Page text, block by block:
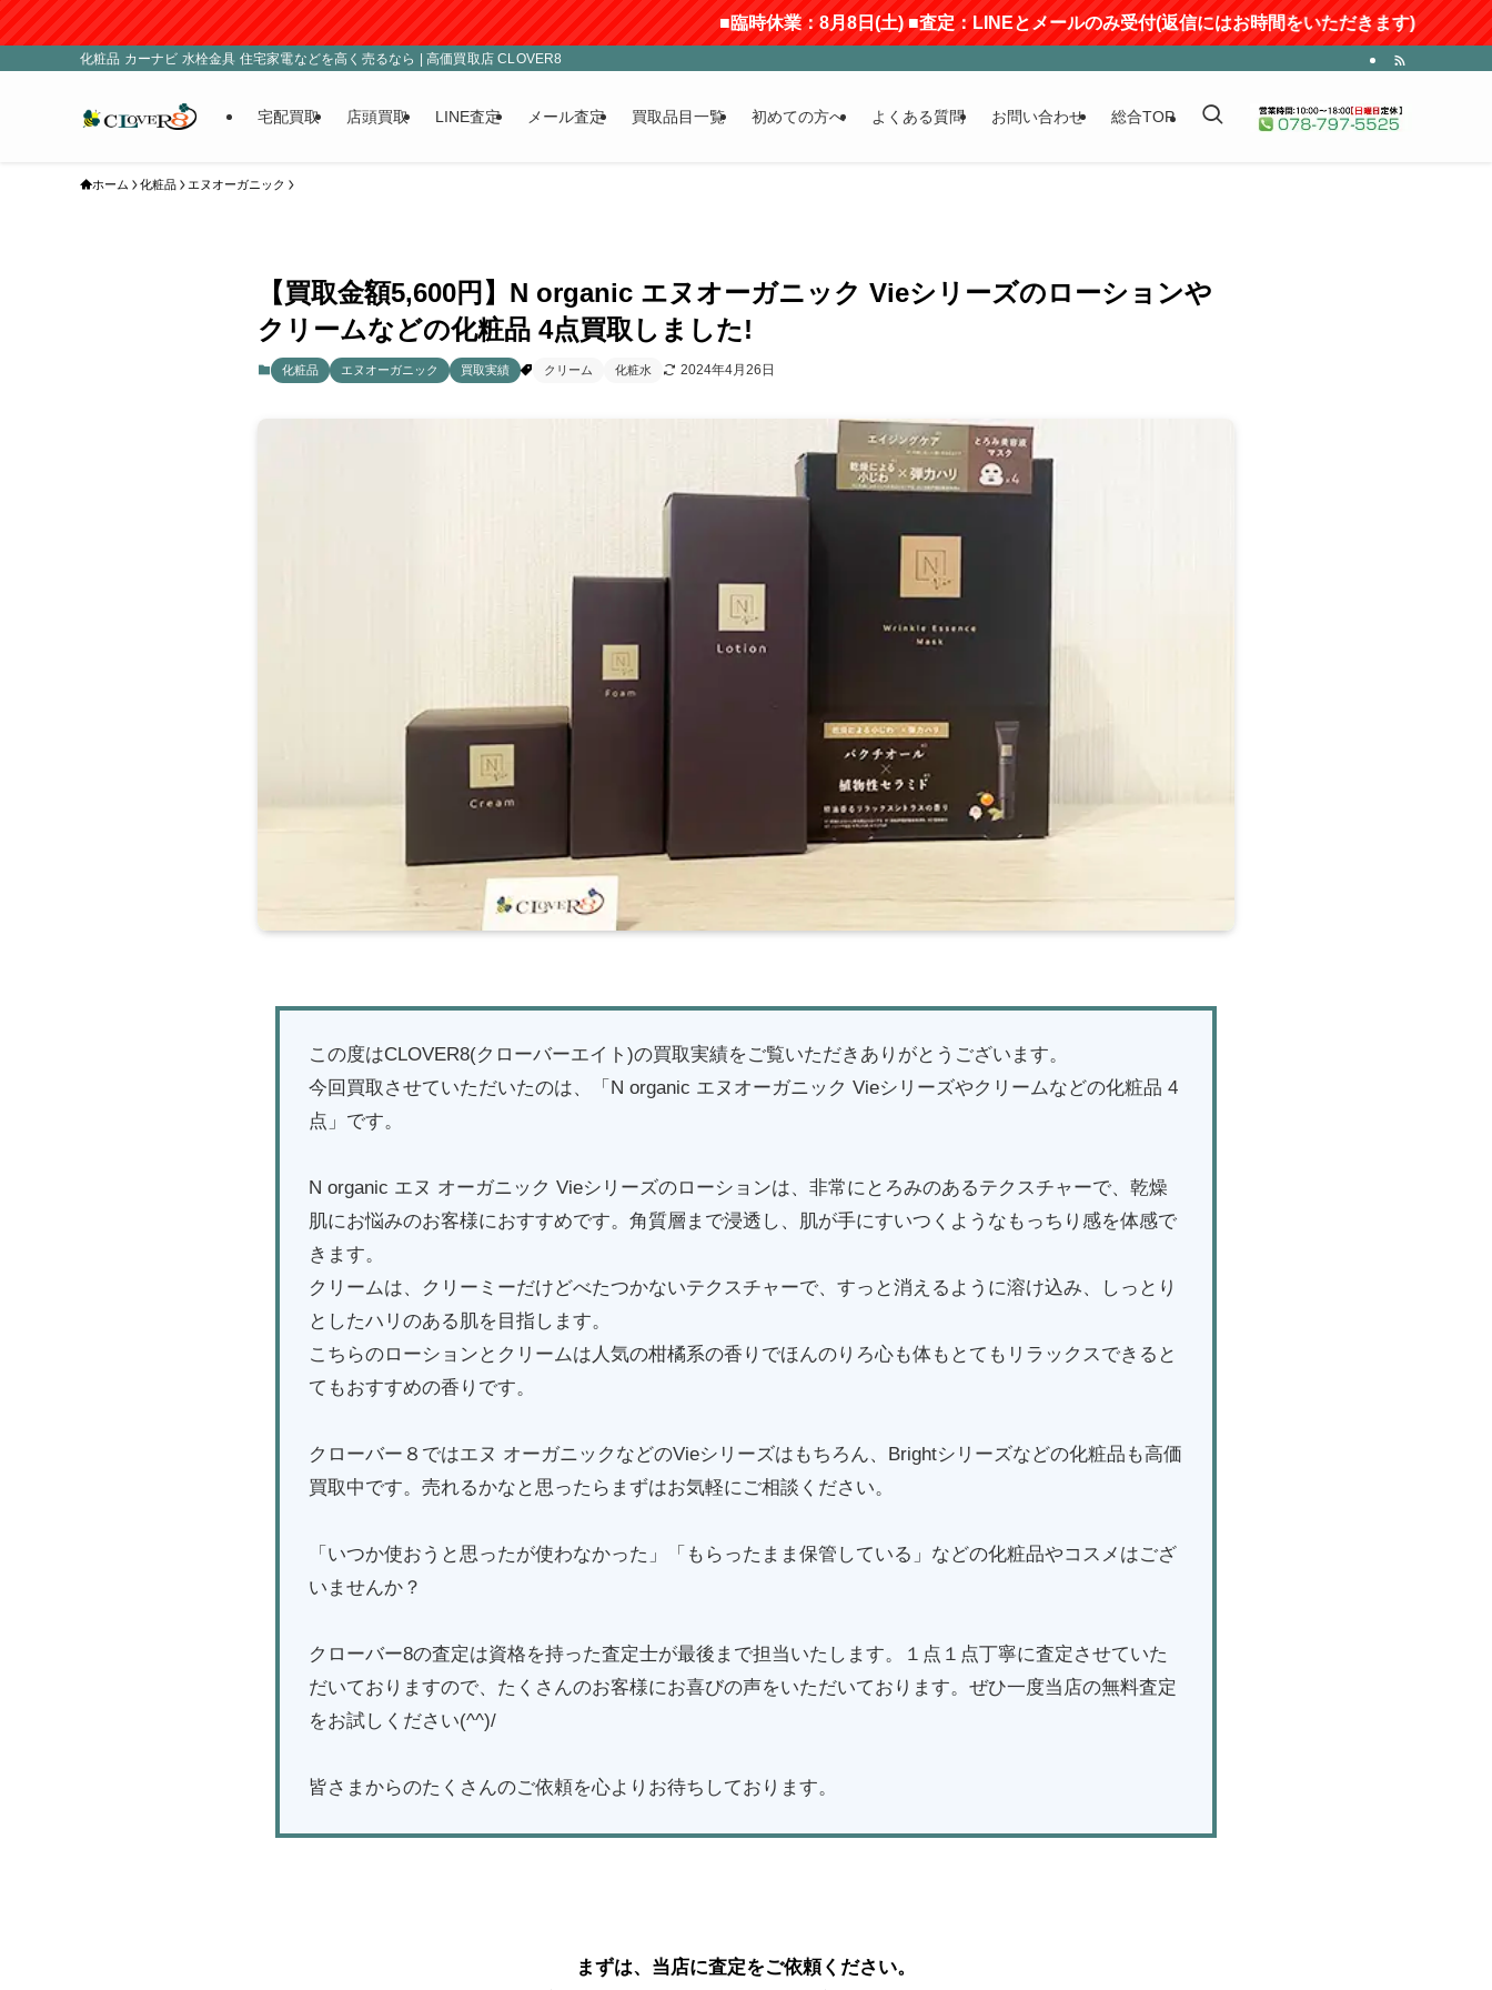
■臨時休業：8月8日(土) ■査定：LINEとメールのみ受付(返信にはお時間をいただきます)
化粧品 カーナビ 水栓金具 住宅家電などを高く売るなら | 高価買取店 CLOVER8
宅配買取 店頭買取 LINE査定 メール査定 買取品目一覧 初めての方へ よくある質問 お問い合わせ 総合TOP
ホーム 化粧品 エヌオーガニック
【買取金額5,600円】N organic エヌオーガニック Vieシリーズのローションや
クリームなどの化粧品 4点買取しました!
化粧品 エヌオーガニック 買取実績 クリーム 化粧水 2024年4月26日
この度はCLOVER8(クローバーエイト)の買取実績をご覧いただきありがとうございます。
今回買取させていただいたのは、「N organic エヌオーガニック Vieシリーズやクリームなどの化粧品 4
点」です。
N organic エヌ オーガニック Vieシリーズのローションは、非常にとろみのあるテクスチャーで、乾燥
肌にお悩みのお客様におすすめです。角質層まで浸透し、肌が手にすいつくようなもっちり感を体感で
きます。
クリームは、クリーミーだけどべたつかないテクスチャーで、すっと消えるように溶け込み、しっとり
としたハリのある肌を目指します。
こちらのローションとクリームは人気の柑橘系の香りでほんのりろ心も体もとてもリラックスできると
てもおすすめの香りです。
クローバー８ではエヌ オーガニックなどのVieシリーズはもちろん、Brightシリーズなどの化粧品も高価
買取中です。売れるかなと思ったらまずはお気軽にご相談ください。
「いつか使おうと思ったが使わなかった」「もらったまま保管している」などの化粧品やコスメはござ
いませんか？
クローバー8の査定は資格を持った査定士が最後まで担当いたします。１点１点丁寧に査定させていた
だいておりますので、たくさんのお客様にお喜びの声をいただいております。ぜひ一度当店の無料査定
をお試しください(^^)/
皆さまからのたくさんのご依頼を心よりお待ちしております。
まずは、当店に査定をご依頼ください。